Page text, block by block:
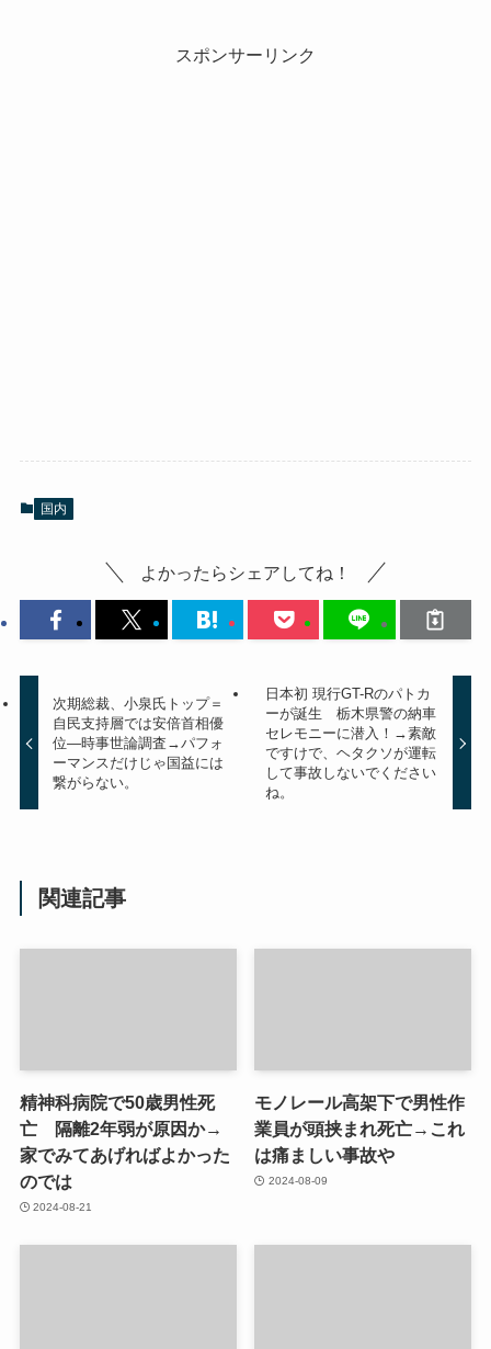
スポンサーリンク
国内
よかったらシェアしてね！
次期総裁、小泉氏トップ＝
自民支持層では安倍首相優
位―時事世論調査→パフォ
ーマンスだけじゃ国益には
繋がらない。
日本初 現行GT-Rのパトカ
ーが誕生 栃木県警の納車
セレモニーに潜入！→素敵
ですけで、ヘタクソが運転
して事故しないでください
ね。
関連記事
精神科病院で50歳男性死
亡 隔離2年弱が原因か→
家でみてあげればよかった
のでは
2024-08-21
モノレール高架下で男性作
業員が頭挟まれ死亡→これ
は痛ましい事故や
2024-08-09